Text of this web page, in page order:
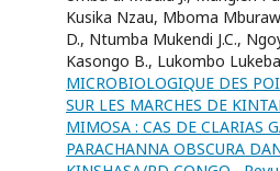
Kusika Nzau, Mboma
D., Ntumba Mukendi J.C.,
Kasongo B., Lukombo Lukeba
MICROBIOLOGIQUE DES
SUR LES MARCHES DE
MIMOSA : CAS DE CLARIAS
PARACHANNA OBSCURA